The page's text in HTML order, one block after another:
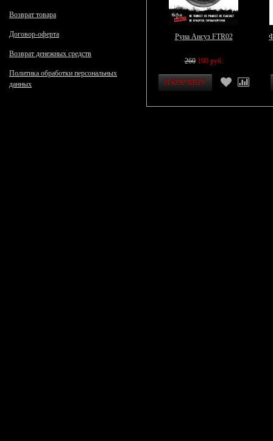
Возврат товара
Договор-оферта
Возврат денежных средств
Политика обработки персональных
данных
Руна Ансуз FTR02
260 190 руб.